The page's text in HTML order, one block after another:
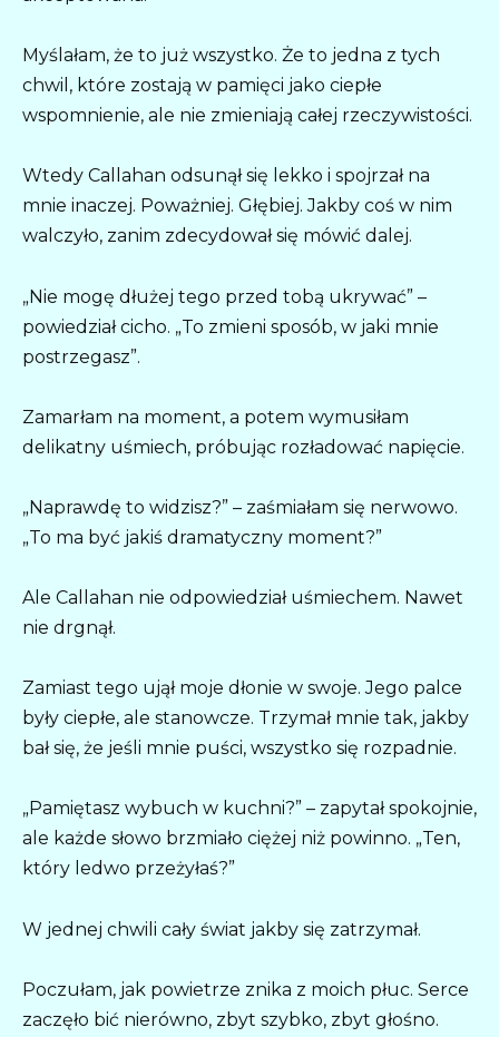
Myślałam, że to już wszystko. Że to jedna z tych
chwil, które zostają w pamięci jako ciepłe
wspomnienie, ale nie zmieniają całej rzeczywistości.
Wtedy Callahan odsunął się lekko i spojrzał na
mnie inaczej. Poważniej. Głębiej. Jakby coś w nim
walczyło, zanim zdecydował się mówić dalej.
„Nie mogę dłużej tego przed tobą ukrywać” –
powiedział cicho. „To zmieni sposób, w jaki mnie
postrzegasz”.
Zamarłam na moment, a potem wymusiłam
delikatny uśmiech, próbując rozładować napięcie.
„Naprawdę to widzisz?” – zaśmiałam się nerwowo.
„To ma być jakiś dramatyczny moment?”
Ale Callahan nie odpowiedział uśmiechem. Nawet
nie drgnął.
Zamiast tego ujął moje dłonie w swoje. Jego palce
były ciepłe, ale stanowcze. Trzymał mnie tak, jakby
bał się, że jeśli mnie puści, wszystko się rozpadnie.
„Pamiętasz wybuch w kuchni?” – zapytał spokojnie,
ale każde słowo brzmiało ciężej niż powinno. „Ten,
który ledwo przeżyłaś?”
W jednej chwili cały świat jakby się zatrzymał.
Poczułam, jak powietrze znika z moich płuc. Serce
zaczęło bić nierówno, zbyt szybko, zbyt głośno.